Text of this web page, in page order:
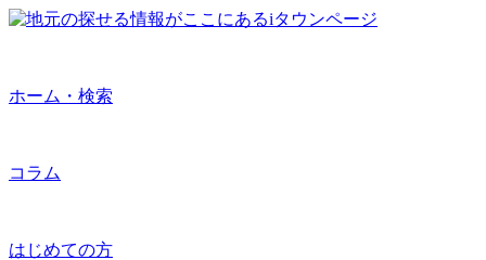
ホーム・検索
コラム
はじめての方